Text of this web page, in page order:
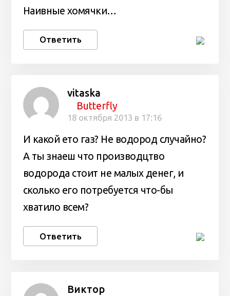
Наивные хомячки…
Ответить
vitaska
Butterfly
18 октября 2013 в 17:16
И какой ето газ? Не водород случайно?
А ты знаеш что производцтво
водорода стоит не малых денег, и
сколько его потребуется что-бы
хватило всем?
Ответить
Виктор